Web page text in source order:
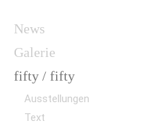
Navigation
überspringen
News
Galerie
fifty / fifty
Ausstellungen
Text